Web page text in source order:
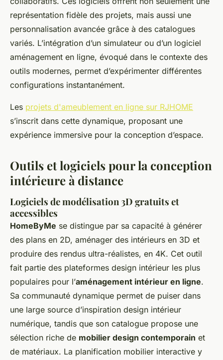
représentation fidèle des projets, mais aussi une
personnalisation avancée grâce à des catalogues
variés. L’intégration d’un simulateur ou d’un logiciel
aménagement en ligne, évoqué dans le contexte des
outils modernes, permet d’expérimenter différentes
configurations instantanément.
Les projets d'ameublement en ligne sur RJHOME
s’inscrit dans cette dynamique, proposant une
expérience immersive pour la conception d’espace.
Outils et logiciels pour la conception
intérieure à distance
Logiciels de modélisation 3D gratuits et
accessibles
HomeByMe se distingue par sa capacité à générer
des plans en 2D, aménager des intérieurs en 3D et
produire des rendus ultra-réalistes, en 4K. Cet outil
fait partie des plateformes design intérieur les plus
populaires pour l’aménagement intérieur en ligne.
Sa communauté dynamique permet de puiser dans
une large source d’inspiration design intérieur
numérique, tandis que son catalogue propose une
sélection riche de mobilier design contemporain et
de matériaux. La planification mobilier interactive y